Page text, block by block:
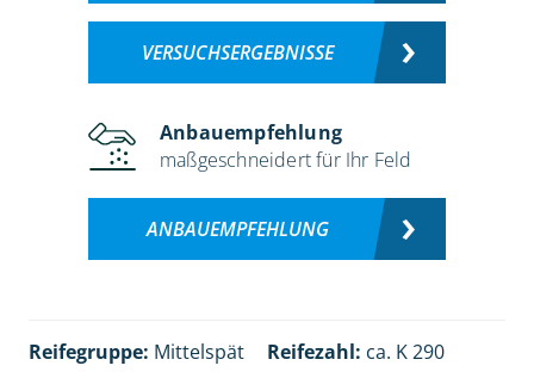
VERSUCHSERGEBNISSE
Anbauempfehlung
maßgeschneidert für Ihr Feld
ANBAUEMPFEHLUNG
Reifegruppe: Mittelspät Reifezahl: ca. K 290